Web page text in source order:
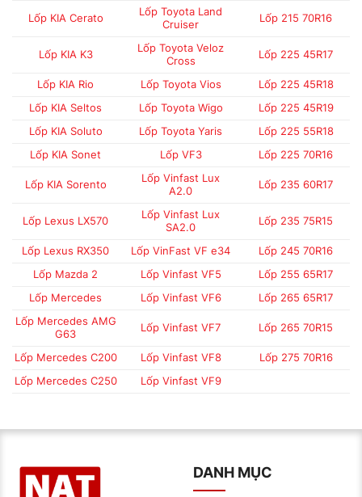
Lốp KIA Cerato
Lốp Toyota Land
Cruiser
Lốp 215 70R16
Lốp KIA K3
Lốp Toyota Veloz
Cross
Lốp 225 45R17
Lốp KIA Rio Lốp Toyota Vios
Lốp 225 45R18
Lốp KIA Seltos
Lốp Toyota Wigo
Lốp 225 45R19
Lốp KIA Soluto
Lốp Toyota Yaris
Lốp 225 55R18
Lốp KIA Sonet
Lốp VF3 Lốp 225 70R16
Lốp KIA Sorento
Lốp Vinfast Lux
A2.0
Lốp 235 60R17
Lốp Lexus LX570
Lốp Vinfast Lux
SA2.0
Lốp 235 75R15
Lốp Lexus RX350 Lốp VinFast VF e34
Lốp 245 70R16
Lốp Mazda 2
Lốp Vinfast VF5
Lốp 255 65R17
Lốp Mercedes
Lốp Vinfast VF6
Lốp 265 65R17
Lốp Mercedes AMG
G63
Lốp Vinfast VF7 Lốp 265 70R15
Lốp Mercedes C200 Lốp Vinfast VF8
Lốp 275 70R16
Lốp Mercedes C250
Lốp Vinfast VF9
DANH MỤC